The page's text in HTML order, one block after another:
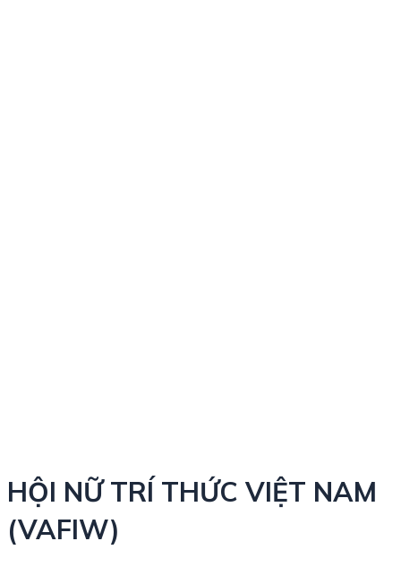
HỘI NỮ TRÍ THỨC VIỆT NAM
(VAFIW)